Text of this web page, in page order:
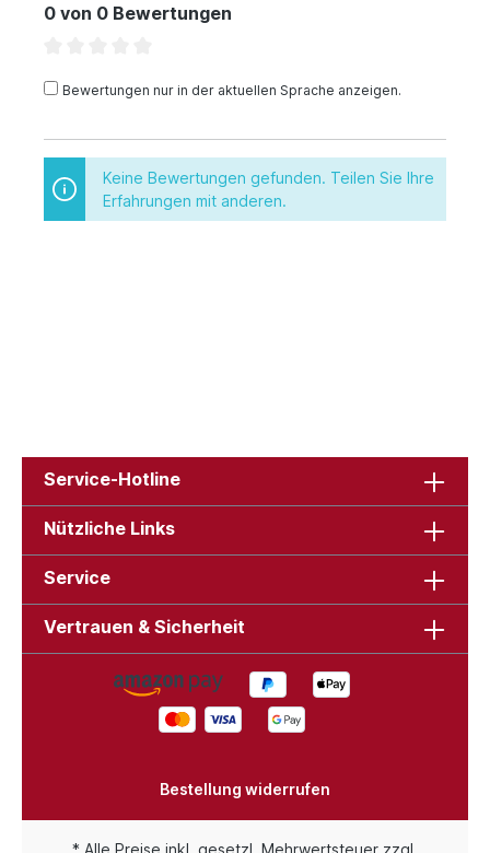
0 von 0 Bewertungen
Bewertungen nur in der aktuellen Sprache anzeigen.
Keine Bewertungen gefunden. Teilen Sie Ihre
Erfahrungen mit anderen.
Service-Hotline
Nützliche Links
Service
Vertrauen & Sicherheit
Bestellung widerrufen
* Alle Preise inkl. gesetzl. Mehrwertsteuer zzgl.